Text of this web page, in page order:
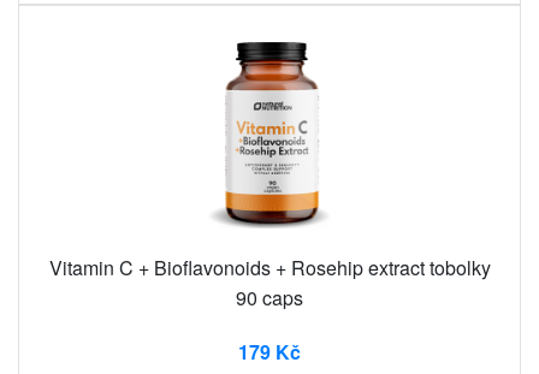
Vitamin C + Bioflavonoids + Rosehip extract tobolky
90 caps
179 Kč